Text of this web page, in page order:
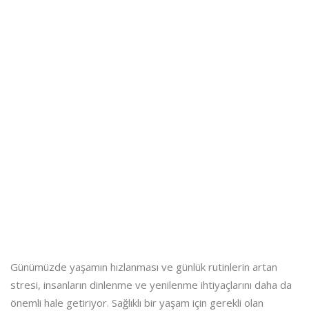
Günümüzde yaşamın hızlanması ve günlük rutinlerin artan
stresi, insanların dinlenme ve yenilenme ihtiyaçlarını daha da
önemli hale getiriyor. Sağlıklı bir yaşam için gerekli olan